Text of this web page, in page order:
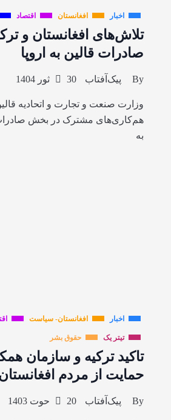
اخبار افغانستان اقتصاد
تلاش‌های افغانستان و
صادرات قالین به اروپا
By پیک‌آفتاب 30 ثور 1404
وزارت صنعت و تجارت و اتحادیه
هم‌کاری‌های مشترک در بخش صادرات
به
اخبار افغانستان- سیاست
تیتر یک حقوق بشر
تاکید ترکیه و سازمان
حمایت از مردم افغانستان
By پیک‌آفتاب 20 حوت 1403